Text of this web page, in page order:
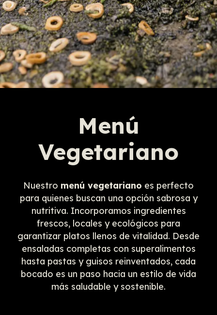
Menú
Vegetariano
Nuestro menú vegetariano es perfecto
para quienes buscan una opción sabrosa y
nutritiva. Incorporamos ingredientes
frescos, locales y ecológicos para
garantizar platos llenos de vitalidad. Desde
ensaladas completas con superalimentos
hasta pastas y guisos reinventados, cada
bocado es un paso hacia un estilo de vida
más saludable y sostenible.